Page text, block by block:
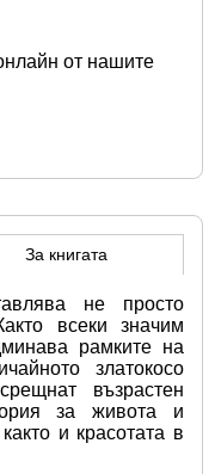
от нашите
За книгата
не просто
всеки значим
рамките на
златокосо
възрастен
за живота и
и красотата в